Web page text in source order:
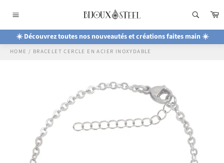
contenu
☀️ Découvrez toutes nos nouveautés et créations faites main ☀️
HOME / BRACELET CERCLE EN ACIER INOXYDABLE